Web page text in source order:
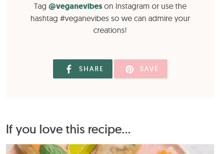
Tag @veganevibeson Instagram or use the
hashtag #veganevibes so we can admire your
creations!
SHARE SAVE
If you love this recipe...